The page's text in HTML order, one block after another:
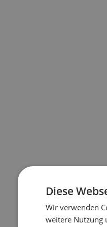
1
Diese
Wir verwenden
weitere Nutzung